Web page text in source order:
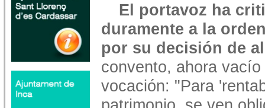
El portavoz ha
duramente a la
por su decisión de al
convento, ahora
vocación: "Para